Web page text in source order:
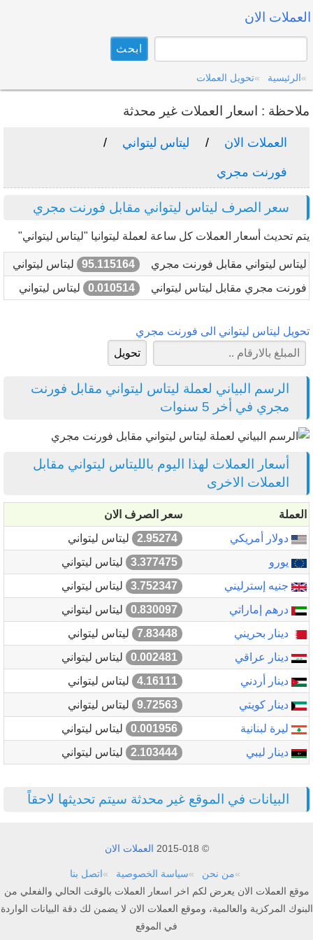
العملات الان
الرئيسية تحويل العملات
ملاحظة : اسعار العملات غير محدثة
العملات الان ليتاس ليتواني
فورنت مجري
سعر الصرف ليتاس ليتواني مقابل فورنت مجري
يتم تحديث أسعار العملات كل ساعة لعملة ليتوانيا "ليتاس ليتواني"
ليتاس ليتواني مقابل فورنت مجري 95.115164
ليتاس ليتواني
فورنت مجري مقابل ليتاس ليتواني
0.010514 ليتاس ليتواني
تحويل ليتاس ليتواني الى فورنت مجري
الرسم البياني لعملة ليتاس ليتواني مقابل فورنت
مجري في أخر 5 سنوات
أسعار العملات لهذا اليوم بالليتاس ليتواني مقابل
العملات الاخرى
العملة
سعر الصرف الان
دولار أمريكي
2.95274
ليتاس ليتواني
يورو
3.377475
ليتاس ليتواني
جنيه إسترليني
3.752347
ليتاس ليتواني
درهم إماراتي
0.830097
ليتاس ليتواني
دينار بحريني
7.83448
ليتاس ليتواني
دينار عراقي
0.002481
ليتاس ليتواني
دينار أردني
4.16111
ليتاس ليتواني
دينار كويتي
9.72563
ليتاس ليتواني
ليرة لبنانية
0.001956
ليتاس ليتواني
دينار ليبي
2.103444 ليتاس ليتواني
البيانات في الموقع غير محدثة سيتم تحديثها لاحقاً
© 2015-018 العملات الان
من نحن سياسة الخصوصية
اتصل بنا
موقع العملات الان يعرض لكم اخر اسعار العملات بالوقت الحالي والفعلي من
البنوك المركزية والعالمية، وموقع العملات الان لا يضمن لك دقة البيانات الواردة
في الموقع